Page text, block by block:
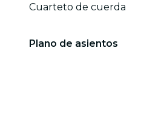
Cuarteto de cuerda
Plano de asientos